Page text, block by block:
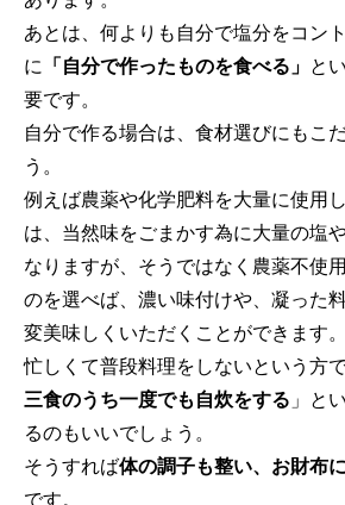
あとは、何よりも自分で塩分をコン
に 「自分で作ったものを食べる」 と
要です。
自分で作る場合は、食材選びにもこ
う。
例えば農薬や化学肥料を大量に使用
は、当然味をごまかす為に大量の塩
なりますが、そうではなく農薬不使
のを選べば、濃い味付けや、凝った
変美味しくいただくことができます。
忙しくて普段料理をしないという方
三食のうち一度でも自炊をする 」と
るのもいいでしょう。
そうすれば体の調子も整い、お財布
です。